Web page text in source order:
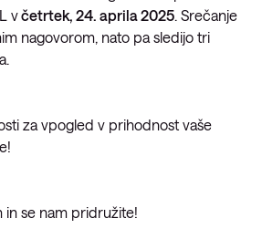
včetrtek, 24. aprila 2025. Srečanje
nagovorom, nato pa sledijo tri
za vpogled v prihodnost vaše
in se nam pridružite!